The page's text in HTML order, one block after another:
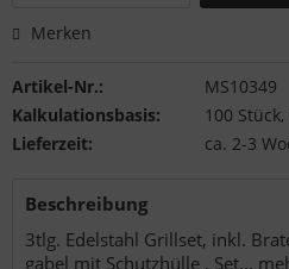
Merken
Artikel-Nr.:
MS10349
Kalkulationsbasis:
100
Lieferzeit:
ca. 2-3
Beschreibung
3tlg. Edelstahl Grillset, inkl.
gabel mit Schutzhülle , Set...